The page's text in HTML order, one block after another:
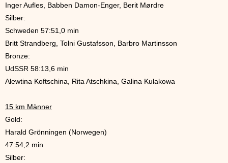
Inger Aufles, Babben Damon-Enger, Berit Mørdre
Silber:
Schweden 57:51,0 min
Britt Strandberg, Tolni Gustafsson, Barbro Martinsson
Bronze:
UdSSR 58:13,6 min
Alewtina Koftschina, Rita Atschkina, Galina Kulakowa
15 km Männer
Gold:
Harald Grönningen (Norwegen)
47:54,2 min
Silber: